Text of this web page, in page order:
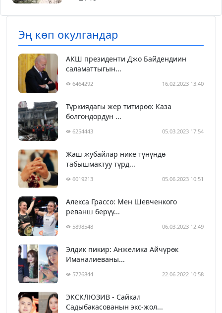
Эң көп окулгандар
АКШ президенти Джо Байдендиин
саламаттыгын...
6464292 16.02.2023 13:40
Түркиядагы жер титирөө: Каза
болгондордун ...
6254443 05.03.2023 17:54
Жаш жубайлар нике түнүндө
табышмактуу түрд...
6019213 05.06.2023 10:51
Алекса Грассо: Мен Шевченкого
реванш берүү...
5898548 06.03.2023 12:49
Элдик пикир: Анжелика Айчүрөк
Иманалиеваны...
5726844 22.06.2022 10:58
ЭКСКЛЮЗИВ - Сайкал
Садыбакасованын экс-жол...